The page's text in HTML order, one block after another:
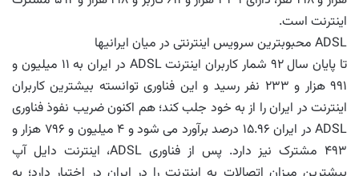
اینترنت است.
ADSL محبوبترین سرویس اینترنتی در میان ایرانیها
تا پایان سال ۹۲ شمار کاربران اینترنت ADSL در ایران به ۱۱ میلیون و
۹۹۱ هزار و ۲۳۳ نفر رسید و این فناوری توانسته بیشترین کاربران
اینترنت در ایران را از به خود جلب کند؛ هم اکنون ضریب نفوذ فناوری
ADSL در ایران ۱۵.۹۶ درصد برآورد می شود و ۴ میلیون و ۷۹۶ هزار و
۴۹۳ مشترک نیز دارد. پس از فناوری ADSL، اینترنت دایل آپ